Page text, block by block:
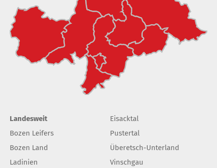
Landesweit
Bozen Leifers
Bozen Land
Ladinien
Eisacktal
Pustertal
Überetsch-Unterland
Vinschgau